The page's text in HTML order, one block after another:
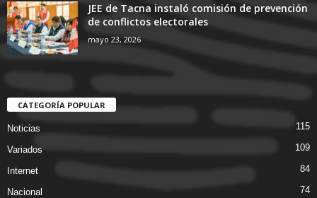
JEE de Tacna instaló comisión de prevención
de conflictos electorales
mayo 23, 2026
CATEGORÍA POPULAR
Noticias 115
Variados 109
Internet 84
Nacional 74